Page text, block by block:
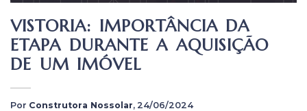
VISTORIA: IMPORTÂNCIA DA
ETAPA DURANTE A AQUISIÇÃO
DE UM IMÓVEL
Por Construtora Nossolar, 24/06/2024